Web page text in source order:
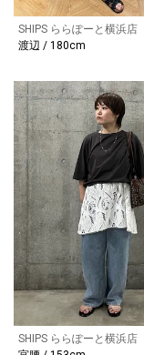
SHIPS ららぽーと横浜店
渡辺 / 180cm
SHIPS ららぽーと横浜店